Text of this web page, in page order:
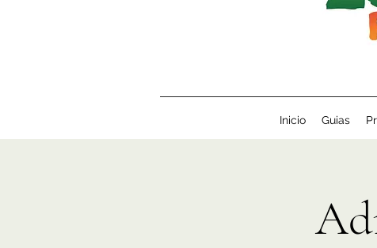
Inicio Guias